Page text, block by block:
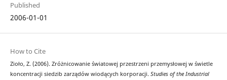
Published
2006-01-01
How to Cite
Zioło, Z. (2006). Zróżnicowanie światowej przestrzeni przemysłowej w świetle
koncentracji siedzib zarządów wiodących korporacji. Studies of the Industrial